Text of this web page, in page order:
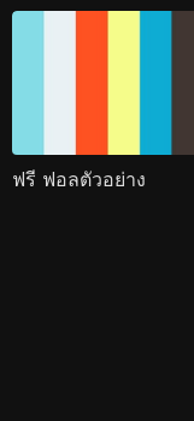
ฟรี ฟอลตัวอย่าง